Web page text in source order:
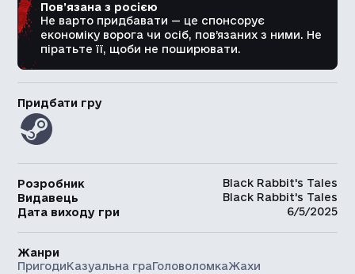
Пов’язана з росією
Не варто придбавати — це спонсорує
економіку ворога чи осіб, пов’язаних з ними. Не
піратьте її, щоби не поширювати.
Придбати гру
Розробник
Black Rabbit's Tales
Видавець
Black Rabbit's Tales
Дата виходу гри
6/5/2025
Жанри
ПригодиКазуальна граГоловоломкаЖахи